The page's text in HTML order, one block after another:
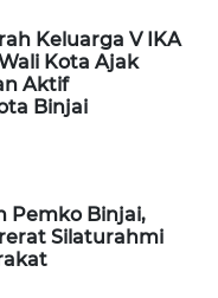
Keluarga V IKA
Kota Ajak
Aktif
Binjai
Pemko Binjai,
Silaturahmi